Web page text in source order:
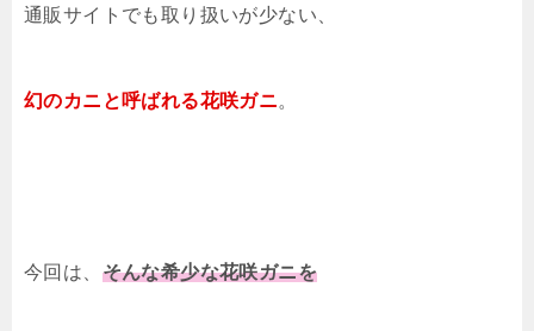
通販サイトでも取り扱いが少ない、
幻のカニと呼ばれる花咲ガニ。
今回は、 そんな希少な花咲ガニを